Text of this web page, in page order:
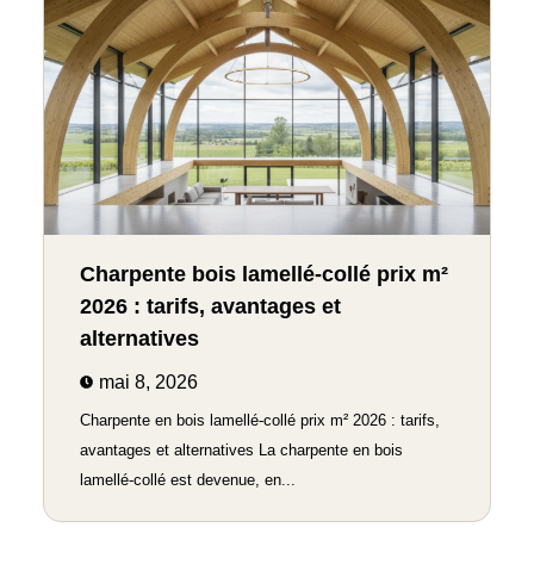
Charpente bois lamellé-collé prix m²
2026 : tarifs, avantages et
alternatives
mai 8, 2026
Charpente en bois lamellé-collé prix m² 2026 : tarifs,
avantages et alternatives La charpente en bois
lamellé-collé est devenue, en...